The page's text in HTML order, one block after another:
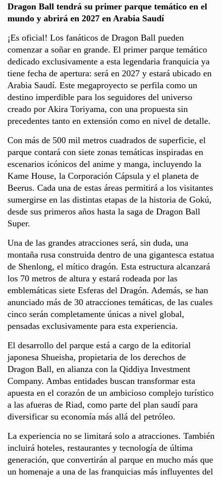
Dragon Ball tendrá su primer parque temático en el
mundo y abrirá en 2027 en Arabia Saudí
¡Es oficial! Los fanáticos de Dragon Ball pueden
comenzar a soñar en grande. El primer parque temático
dedicado exclusivamente a esta legendaria franquicia ya
tiene fecha de apertura: será en 2027 y estará ubicado en
Arabia Saudí. Este megaproyecto se perfila como un
destino imperdible para los seguidores del universo
creado por Akira Toriyama, con una propuesta sin
precedentes tanto en extensión como en nivel de detalle.
Con más de 500 mil metros cuadrados de superficie, el
parque contará con siete zonas temáticas inspiradas en
escenarios icónicos del anime y manga, incluyendo la
Kame House, la Corporación Cápsula y el planeta de
Beerus. Cada una de estas áreas permitirá a los visitantes
sumergirse en las distintas etapas de la historia de Gokú,
desde sus primeros años hasta la saga de Dragon Ball
Super.
Una de las grandes atracciones será, sin duda, una
montaña rusa construida dentro de una gigantesca estatua
de Shenlong, el mítico dragón. Esta estructura alcanzará
los 70 metros de altura y estará rodeada por las
emblemáticas siete Esferas del Dragón. Además, se han
anunciado más de 30 atracciones temáticas, de las cuales
cinco serán completamente únicas a nivel global,
pensadas exclusivamente para esta experiencia.
El desarrollo del parque está a cargo de la editorial
japonesa Shueisha, propietaria de los derechos de
Dragon Ball, en alianza con la Qiddiya Investment
Company. Ambas entidades buscan transformar esta
apuesta en el corazón de un ambicioso complejo turístico
a las afueras de Riad, como parte del plan saudí para
diversificar su economía más allá del petróleo.
La experiencia no se limitará solo a atracciones. También
incluirá hoteles, restaurantes y tecnología de última
generación, que convertirán al parque en mucho más que
un homenaje a una de las franquicias más influyentes del